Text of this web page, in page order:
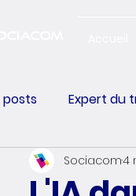
posts Expert du
Performance
Sociacom4